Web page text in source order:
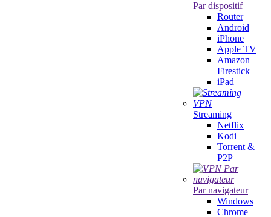
Par dispositif
Router
Android
iPhone
Apple TV
Amazon
Firestick
iPad
Streaming
Netflix
Kodi
Torrent &
P2P
Par navigateur
Windows
Chrome